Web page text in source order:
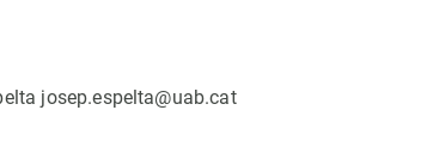
josep.espelta@uab.cat